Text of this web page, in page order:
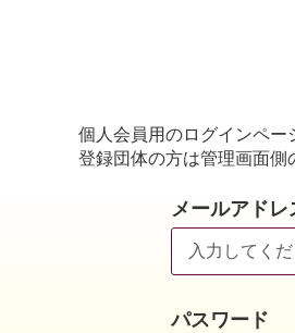
個人会員用のログインペー
登録団体の方は管理画面側
メールアドレ
パスワード